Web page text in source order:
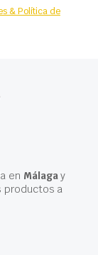
& Política de
en Málagay
productos a